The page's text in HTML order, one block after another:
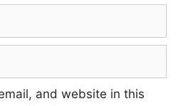
and website in this